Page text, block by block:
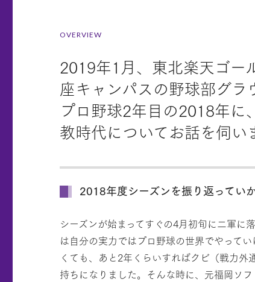
OVERVIEW
2019年1月、東北楽天ゴー
座キャンパスの野球部グラ
プロ野球2年目の2018年
教時代についてお話を伺い
2018年度シーズンを振り返ってい
シーズンが始まってすぐの4月初旬に二軍に
は自分の実力ではプロ野球の世界でやって
くても、あと2年くらいすればクビ（戦力外
持ちになりました。そんな時に、元福岡ソ